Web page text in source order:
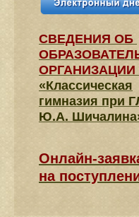
СВЕДЕНИЯ​ ОБ
ОРГАНИЗАЦИИ
«Классическая
гимназия при
Ю.А.
Онлайн-
на